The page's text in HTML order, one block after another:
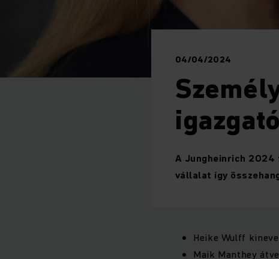
04/04/2024
A Jungheinrich 2024
vállalat így
Heike Wulff
Maik Manthey